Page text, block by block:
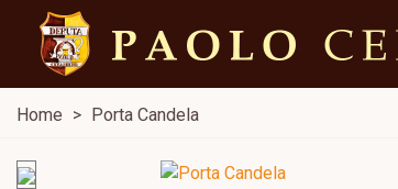
Home > Porta Candela